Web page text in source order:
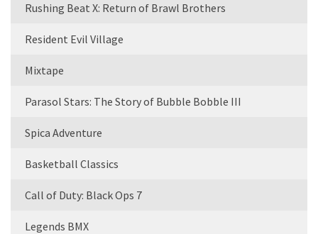
Rushing Beat X: Return of Brawl Brothers
Resident Evil Village
Mixtape
Parasol Stars: The Story of Bubble Bobble III
Spica Adventure
Basketball Classics
Call of Duty: Black Ops 7
Legends BMX